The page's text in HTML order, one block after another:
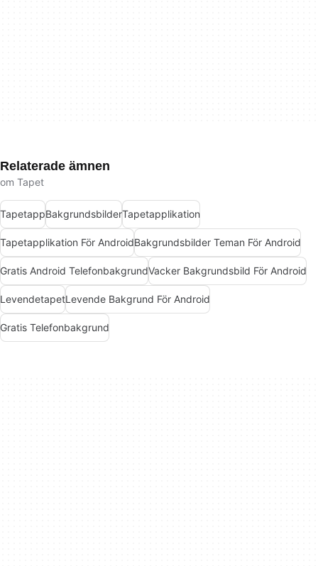
Relaterade ämnen
om Tapet
TapetappBakgrundsbilderTapetapplikation
Tapetapplikation För AndroidBakgrundsbilder Teman För Android
Gratis Android TelefonbakgrundVacker Bakgrundsbild För Android
LevendetapetLevende Bakgrund För Android
Gratis Telefonbakgrund